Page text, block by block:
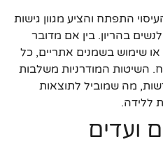
התפתח והציע מגוון גישות
בהריון. בין אם מדובר
או שימוש בשמנים אתריים, כל
השיטות המודרניות משלבות
מה שמוביל לתוצאות
ללידה.
ועדים